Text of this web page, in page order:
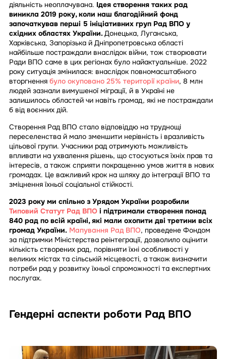
діяльність неоплачувана. Ідея створення таких рад
виникла 2019 року, коли наш благодійний фонд
започаткував перші 5 ініціативних груп Рад ВПО у
східних областях України. Донецька, Луганська,
Харківська, Запорізька й Дніпропетровська області
найбільше постраждали внаслідок війни, тож створювати
Ради ВПО саме в цих регіонах було найактуальніше. 2022
року ситуація змінилася: внаслідок повномасштабного
вторгнення було окуповано 25% території країни, 8 млн
людей зазнали вимушеної міграції, й в Україні не
залишилось областей чи навіть громад, які не постраждали
б від воєнних дій.
Створення Рад ВПО стало відповіддю на труднощі
переселенства й мало зменшити нерівність і вразливість
цільової групи. Учасники рад отримують можливість
впливати на ухвалення рішень, що стосуються їхніх прав та
інтересів, а також сприяти покращенню умов життя в нових
громадах. Це важливий крок на шляху до інтеграції ВПО та
зміцнення їхньої соціальної стійкості.
2023 року ми спільно з Урядом України розробили
Типовий Статут Рад ВПО і підтримали створення понад
840 рад по всій країні, які мали охопити дві третини всіх
громад України. Мапування Рад ВПО, проведене Фондом
за підтримки Міністерства реінтеграції, дозволило оцінити
кількість створених рад, порівняти їхні особливості у
великих містах та сільській місцевості, а також визначити
потреби рад у розвитку їхньої спроможності та експертних
послугах.
Гендерні аспекти роботи Рад ВПО